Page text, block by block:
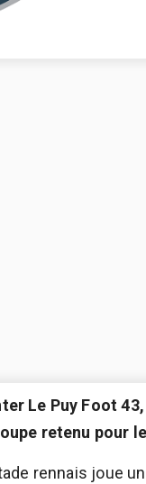
Le Puy Foot
retenu pour
rennais joue